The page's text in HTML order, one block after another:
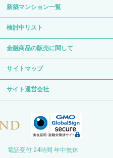
新築マンション一覧
検討中リスト
金融商品の販売に関して
サイトマップ
サイト運営会社
電話受付 24時間 年中無休